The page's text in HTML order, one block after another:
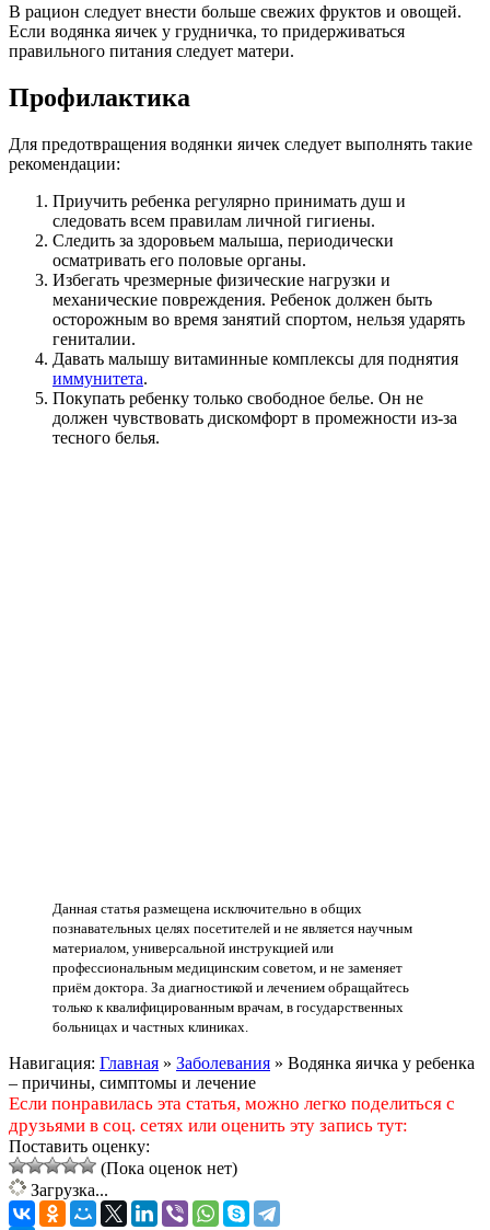
В рацион следует внести больше свежих фруктов и овощей.
Если водянка яичек у грудничка, то придерживаться
правильного питания следует матери.
Профилактика
Для предотвращения водянки яичек следует выполнять такие
рекомендации:
Приучить ребенка регулярно принимать душ и
следовать всем правилам личной гигиены.
Следить за здоровьем малыша, периодически
осматривать его половые органы.
Избегать чрезмерные физические нагрузки и
механические повреждения. Ребенок должен быть
осторожным во время занятий спортом, нельзя ударять
гениталии.
Давать малышу витаминные комплексы для поднятия
иммунитета.
Покупать ребенку только свободное белье. Он не
должен чувствовать дискомфорт в промежности из-за
тесного белья.
Данная статья размещена исключительно в общих
познавательных целях посетителей и не является научным
материалом, универсальной инструкцией или
профессиональным медицинским советом, и не заменяет
приём доктора. За диагностикой и лечением обращайтесь
только к квалифицированным врачам, в государственных
больницах и частных клиниках.
Навигация: Главная » Заболевания » Водянка яичка у ребенка
– причины, симптомы и лечение
Если понравилась эта статья, можно легко поделиться с
друзьями в соц. сетях или оценить эту запись тут:
Поставить оценку:
(Пока оценок нет)
Загрузка...